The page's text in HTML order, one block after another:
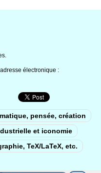
électronique :
pensée, création
et iconomie
TeX/LaTeX, etc.